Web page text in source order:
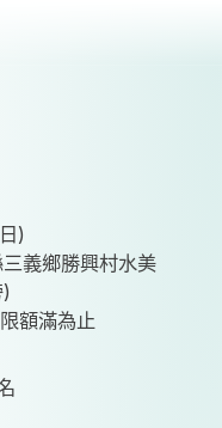
)
義鄉勝興村水美
額滿為止